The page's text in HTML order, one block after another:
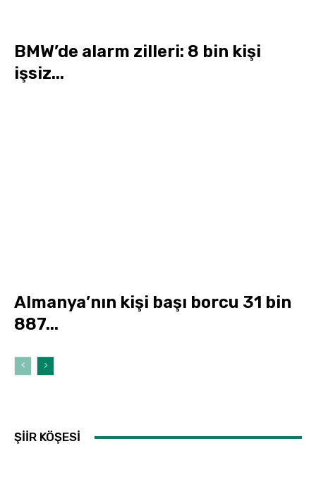
BMW’de alarm zilleri: 8 bin kişi
işsiz...
Almanya’nın kişi başı borcu 31 bin
887...
ŞİİR KÖŞESİ